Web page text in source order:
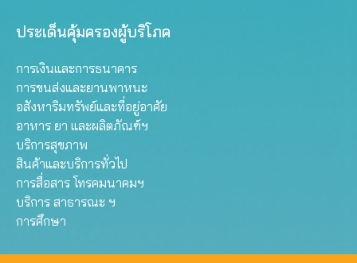
ประเด็นคุ้มครองผู้บริโภค
การเงินและการธนาคาร
การขนส่งและยานพาหนะ
อสังหาริมทรัพย์และที่อยู่อาศัย
อาหาร ยา และผลิตภัณฑ์ฯ
บริการสุขภาพ
สินค้าและบริการทั่วไป
การสื่อสาร โทรคมนาคมฯ
บริการ สาธารณะ ฯ
การศึกษา